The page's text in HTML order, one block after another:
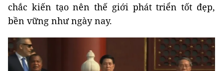
chắc kiến tạo nên thế giới phát triển tốt đẹp,
bền vững như ngày nay.